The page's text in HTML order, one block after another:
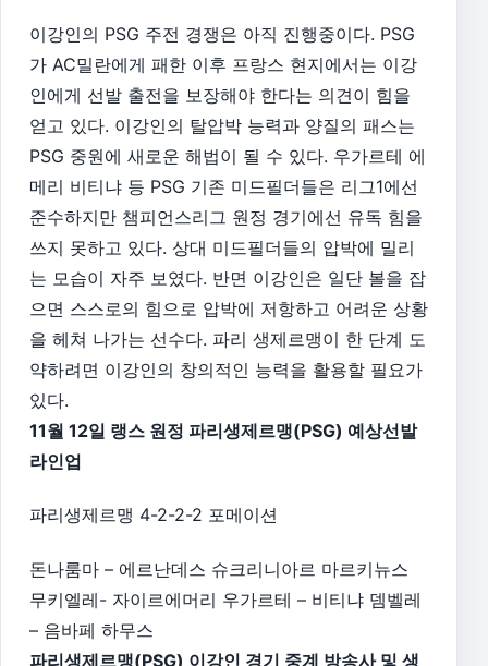
이강인의 PSG 주전 경쟁은 아직 진행중이다. PSG
가 AC밀란에게 패한 이후 프랑스 현지에서는 이강
인에게 선발 출전을 보장해야 한다는 의견이 힘을
얻고 있다. 이강인의 탈압박 능력과 양질의 패스는
PSG 중원에 새로운 해법이 될 수 있다. 우가르테 에
메리 비티냐 등 PSG 기존 미드필더들은 리그1에선
준수하지만 챔피언스리그 원정 경기에선 유독 힘을
쓰지 못하고 있다. 상대 미드필더들의 압박에 밀리
는 모습이 자주 보였다. 반면 이강인은 일단 볼을 잡
으면 스스로의 힘으로 압박에 저항하고 어려운 상황
을 헤쳐 나가는 선수다. 파리 생제르맹이 한 단계 도
약하려면 이강인의 창의적인 능력을 활용할 필요가
있다.
11월 12일 랭스 원정 파리생제르맹(PSG) 예상선발
라인업
파리생제르맹 4-2-2-2 포메이션
돈나룸마 – 에르난데스 슈크리니아르 마르키뉴스
무키엘레- 자이르에머리 우가르테 – 비티냐 뎀벨레
– 음바페 하무스
파리생제르맹(PSG) 이강인 경기 중계 방송사 및 생